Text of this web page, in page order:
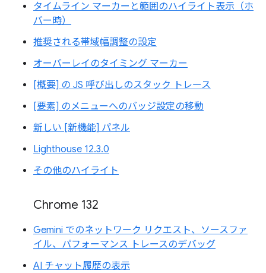
タイムライン マーカーと範囲のハイライト表示（ホ
バー時）
推奨される帯域幅調整の設定
オーバーレイのタイミング マーカー
[概要] の JS 呼び出しのスタック トレース
[要素] のメニューへのバッジ設定の移動
新しい [新機能] パネル
Lighthouse 12.3.0
その他のハイライト
Chrome 132
Gemini でのネットワーク リクエスト、ソースファ
イル、パフォーマンス トレースのデバッグ
AI チャット履歴の表示